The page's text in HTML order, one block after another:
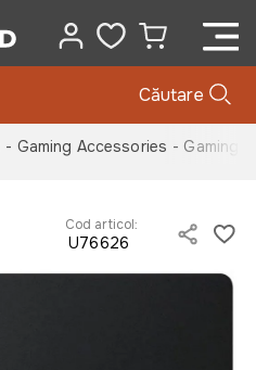
Căutare
- Gaming Accessories - Gaming
Cod articol:
U76626